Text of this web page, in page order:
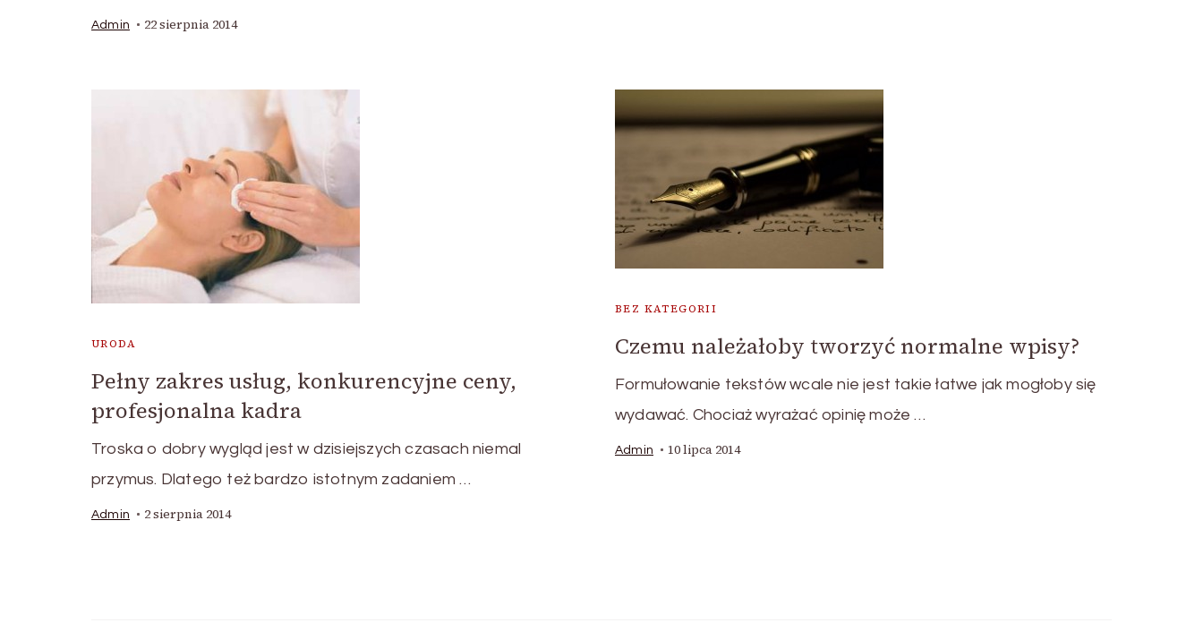
Admin 22 sierpnia 2014
URODA
Pełny zakres usług, konkurencyjne ceny,
profesjonalna kadra
Troska o dobry wygląd jest w dzisiejszych czasach niemal
przymus. Dlatego też bardzo istotnym zadaniem …
Admin 2 sierpnia 2014
BEZ KATEGORII
Czemu należałoby tworzyć normalne wpisy?
Formułowanie tekstów wcale nie jest takie łatwe jak mogłoby się
wydawać. Chociaż wyrażać opinię może …
Admin 10 lipca 2014